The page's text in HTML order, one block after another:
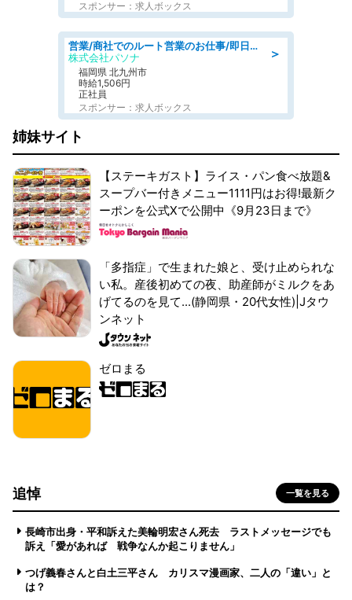
スポンサー：求人ボックス
＞
営業/商社でのルート営業のお仕事/即日勤務可/車通勤可/営業
株式会社パソナ
福岡県 北九州市
時給1,506円
正社員
スポンサー：求人ボックス
姉妹サイト
【ステーキガスト】ライス・パン食べ放題&
スープバー付きメニュー1111円はお得!最新ク
ーポンを公式Xで公開中《9月23日まで》
「多指症」で生まれた娘と、受け止められな
い私。産後初めての夜、助産師がミルクをあ
げてるのを見て...(静岡県・20代女性)|Jタウ
ンネット
ゼロまる
追悼 一覧を見る
長崎市出身・平和訴えた美輪明宏さん死去 ラストメッセージでも
訴え「愛があれば 戦争なんか起こりません」
つげ義春さんと白土三平さん カリスマ漫画家、二人の「違い」と
は？